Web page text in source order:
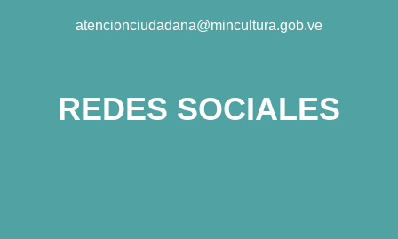
atencionciudadana@mincultura.gob.ve
REDES SOCIALES